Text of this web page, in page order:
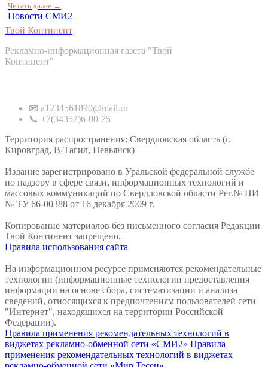
Читать далее →
Новости СМИ2
Твой Континент
Рекламно-информационная газета "Твой
Континент"
📧 a1234561890@mail.ru
📞 +7(34357)6-00-75
Территория распространения: Свердловская область (г.
Кировград, В-Тагил, Невьянск)
Издание зарегистрировано в Уральской федеральной службе
по надзору в сфере связи, информационных технологий и
массовых коммуникаций по Свердловской области Рег.№ ПИ
№ ТУ 66-00388 от 16 декабря 2009 г.
Копирование материалов без письменного согласия Редакции
Твой Континент запрещено.
Правила использования сайта
На информационном ресурсе применяются рекомендательные
технологии (информационные технологии предоставления
информации на основе сбора, систематизации и анализа
сведений, относящихся к предпочтениям пользователей сети
"Интернет", находящихся на территории Российской
Федерации).
Правила применения рекомендательных технологий в
виджетах рекламно-обменной сети «СМИ2» Правила
применения рекомендательных технологий в виджетах